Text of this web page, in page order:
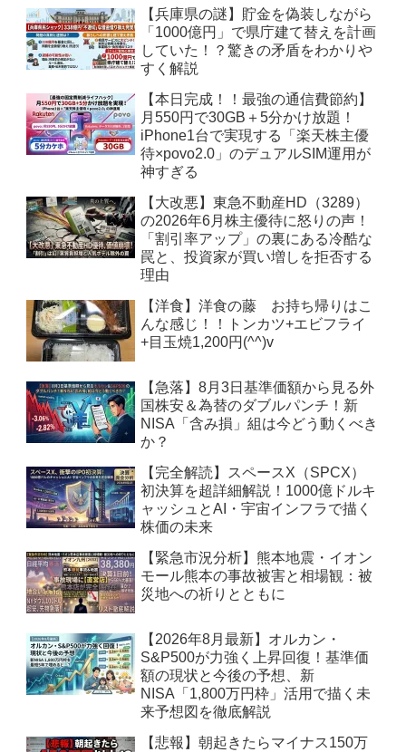
【兵庫県の謎】貯金を偽装しながら
「1000億円」で県庁建て替えを計画
していた！？驚きの矛盾をわかりや
すく解説
【本日完成！！最強の通信費節約】
月550円で30GB＋5分かけ放題！
iPhone1台で実現する「楽天株主優
待×povo2.0」のデュアルSIM運用が
神すぎる
【大改悪】東急不動産HD（3289）
の2026年6月株主優待に怒りの声！
「割引率アップ」の裏にある冷酷な
罠と、投資家が買い増しを拒否する
理由
【洋食】洋食の藤 お持ち帰りはこ
んな感じ！！トンカツ+エビフライ
+目玉焼1,200円(^^)v
【急落】8月3日基準価額から見る外
国株安＆為替のダブルパンチ！新
NISA「含み損」組は今どう動くべき
か？
【完全解読】スペースX（SPCX）
初決算を超詳細解説！1000億ドルキ
ャッシュとAI・宇宙インフラで描く
株価の未来
【緊急市況分析】熊本地震・イオン
モール熊本の事故被害と相場観：被
災地への祈りとともに
【2026年8月最新】オルカン・
S&P500が力強く上昇回復！基準価
額の現状と今後の予想、新
NISA「1,800万円枠」活用で描く未
来予想図を徹底解説
【悲報】朝起きたらマイナス150万